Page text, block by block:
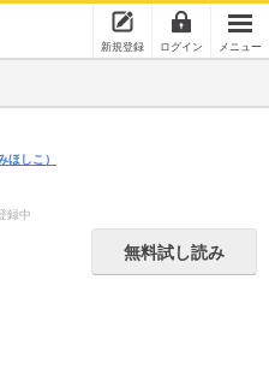
新規登録 ログイン メニュー
ほしこ）
録中
無料試し読み